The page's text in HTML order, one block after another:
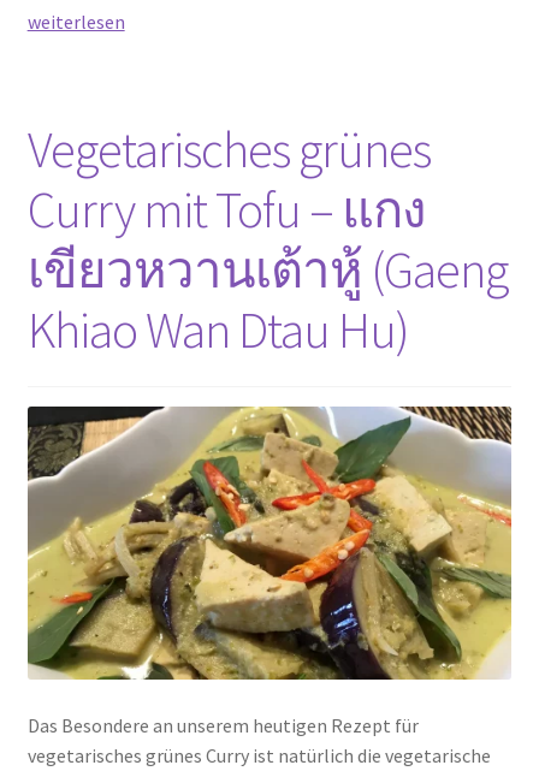
Veganes
Tofu
und
Bambus
–
แกง
มัสมั่น
เต้าหู้
และ
ไม้
(Gaeng
Matsaman
Noomai)
weiterlesen
Vegetarisches grünes
Curry mit Tofu – แกง
เขียวหวานเต้าหู้ (Gaeng
Khiao Wan Dtau Hu)
Das Besondere an unserem heutigen Rezept für
vegetarisches grünes Curry ist natürlich die vegetarische